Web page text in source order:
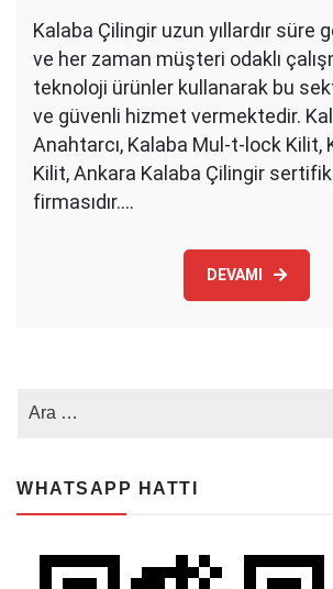
Kalaba Çilingir uzun yıllardır süre
ve her zaman müşteri odaklı
teknoloji ürünler kullanarak bu
ve güvenli hizmet vermektedir.
Anahtarcı, Kalaba Mul-t-lock Kilit,
Kilit, Ankara Kalaba Çilingir
firmasıdır.…
DEVAMI
WHATSAPP HATTI